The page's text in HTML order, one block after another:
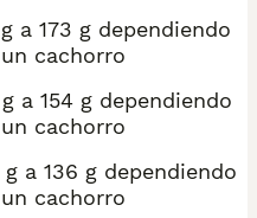
a 173 g dependiendo
cachorro
a 154 g dependiendo
cachorro
a 136 g dependiendo
cachorro